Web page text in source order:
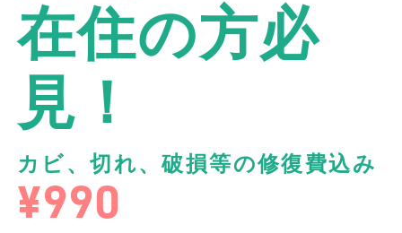
在住の方必
見！
カビ、切れ、破損等の修復費込み
¥990